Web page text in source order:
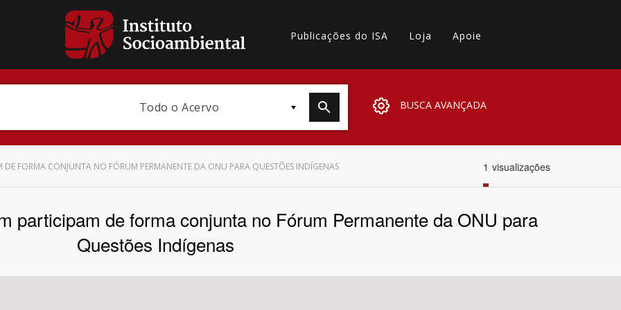
Publicações do ISA Loja Apoie
Todo o Acervo BUSCA AVANÇADA
Bioma / Bacia
DE FORMA CONJUNTA NO FÓRUM PERMANENTE DA ONU PARA QUESTÕES INDÍGENAS 1 visualizações
participam de forma conjunta no Fórum Permanente da ONU para
Questões Indígenas